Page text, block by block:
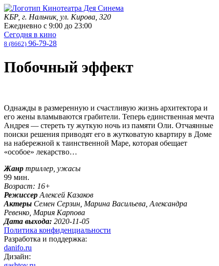
КБР, г. Нальчик, ул. Кирова, 320
Ежедневно с 9:00 до 23:00
Сегодня в кино
8 (8662) 96-79-28
Побочный эффект
Однажды в размеренную и счастливую жизнь архитектора и
его жены вламываются грабители. Теперь единственная мечта
Андрея — стереть ту жуткую ночь из памяти Оли. Отчаянные
поиски решения приводят его в жутковатую квартиру в Доме
на набережной к таинственной Маре, которая обещает
«особое» лекарство…
Жанр триллер, ужасы
99 мин.
Возраст: 16+
Режиссер Алексей Казаков
Актеры Семен Серзин, Марина Васильева, Александра
Ревенко, Мария Карпова
Дата выхода: 2020-11-05
Политика конфиденциальности
Разработка и поддержка:
danifo.ru
Дизайн: